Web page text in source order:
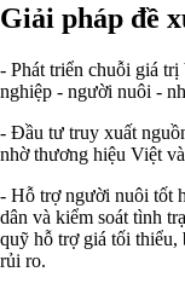
Giải pháp đề
- Phát triển chuỗi giá trị
nghiệp - người nuôi -
- Đầu tư truy xuất
nhờ thương hiệu Việt
- Hỗ trợ người nuôi tốt
dân và kiểm soát tình
quỹ hỗ trợ giá tối thiểu,
rủi ro.